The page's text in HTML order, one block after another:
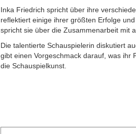
Inka Friedrich spricht über ihre
reflektiert einige ihrer größten Erfolge
spricht sie über die Zusammenarbeit mit
Die talentierte Schauspielerin diskutiert
gibt einen Vorgeschmack darauf, was ihr
die Schauspielkunst.